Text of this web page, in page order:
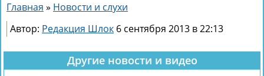
Главная » Новости и слухи
Автор: Редакция Шлок 6 сентября 2013 в 22:13
Другие новости и видео